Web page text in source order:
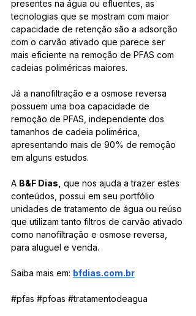
presentes na água ou efluentes, as
tecnologias que se mostram com maior
capacidade de retenção são a adsorção
com o carvão ativado que parece ser
mais eficiente na remoção de PFAS com
cadeias poliméricas maiores.
Já a nanofiltração e a osmose reversa
possuem uma boa capacidade de
remoção de PFAS, independente dos
tamanhos de cadeia polimérica,
apresentando mais de 90% de remoção
em alguns estudos.
A B&F Dias, que nos ajuda a trazer estes
conteúdos, possui em seu portfólio
unidades de tratamento de água ou reúso
que utilizam tanto filtros de carvão ativado
como nanofiltração e osmose reversa,
para aluguel e venda.
Saiba mais em: bfdias.com.br
#pfas #pfoas #tratamentodeagua